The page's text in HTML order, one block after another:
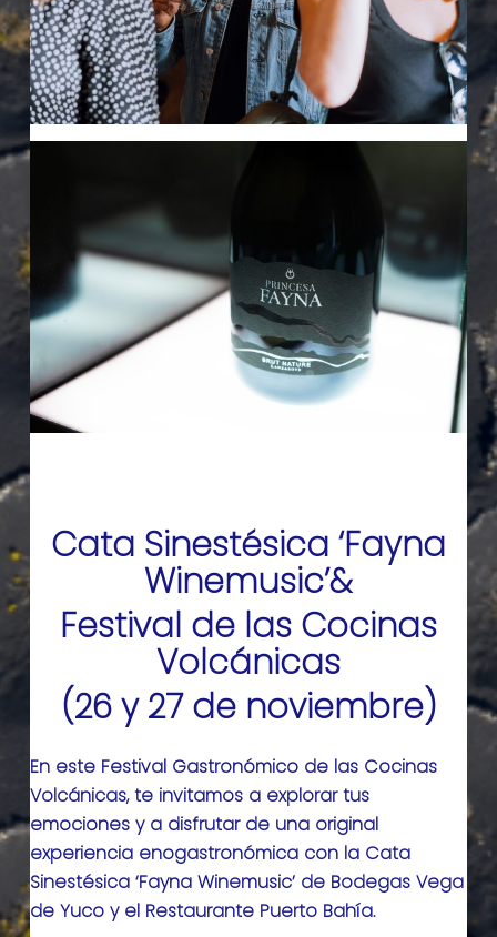
Cata Sinestésica ‘Fayna
Winemusic’&
Festival de las Cocinas
Volcánicas
(26 y 27 de noviembre)
En este Festival Gastronómico de las Cocinas
Volcánicas, te invitamos a explorar tus
emociones y a disfrutar de una original
experiencia enogastronómica con la Cata
Sinestésica ‘Fayna Winemusic’ de Bodegas Vega
de Yuco y el Restaurante Puerto Bahía.